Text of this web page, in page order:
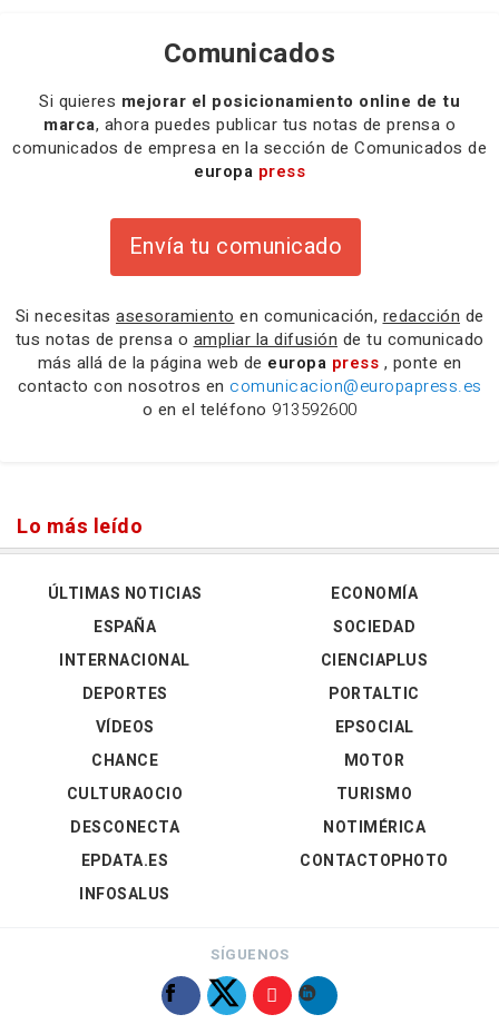
Comunicados
Si quieres mejorar el posicionamiento online de tu
marca, ahora puedes publicar tus notas de prensa o
comunicados de empresa en la sección de Comunicados de
europa press
Envía tu comunicado
Si necesitas asesoramiento en comunicación, redacción de
tus notas de prensa o ampliar la difusión de tu comunicado
más allá de la página web de europa press , ponte en
contacto con nosotros en comunicacion@europapress.es
o en el teléfono 913592600
Lo más leído
ÚLTIMAS NOTICIAS
ESPAÑA
INTERNACIONAL
DEPORTES
VÍDEOS
ECONOMÍA
SOCIEDAD
CIENCIAPLUS
PORTALTIC
EPSOCIAL
CHANCE
CULTURAOCIO
DESCONECTA
EPDATA.ES
INFOSALUS
MOTOR
TURISMO
NOTIMÉRICA
CONTACTOPHOTO
SÍGUENOS